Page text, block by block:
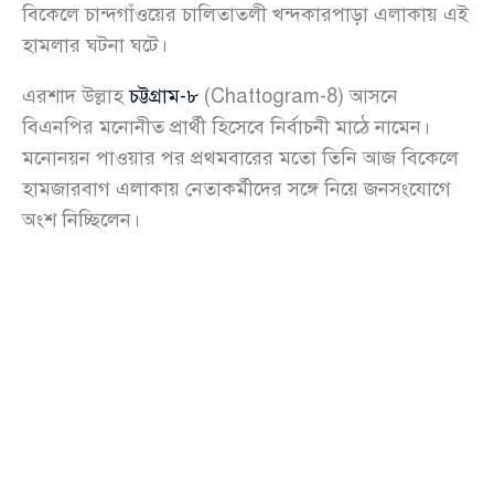
বিকেলে চান্দগাঁওয়ের চালিতাতলী খন্দকারপাড়া এলাকায় এই
হামলার ঘটনা ঘটে।
এরশাদ উল্লাহচট্টগ্রাম-৮ (Chattogram-8) আসনে
বিএনপির মনোনীত প্রার্থী হিসেবে নির্বাচনী মাঠে নামেন।
মনোনয়ন পাওয়ার পর প্রথমবারের মতো তিনি আজ বিকেলে
হামজারবাগ এলাকায় নেতাকর্মীদের সঙ্গে নিয়ে জনসংযোগে
অংশ নিচ্ছিলেন।